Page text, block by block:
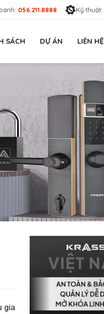
056.211.8888 Kỹ thuật:
SÁCH DỰ ÁN LIÊN HỆ
gia